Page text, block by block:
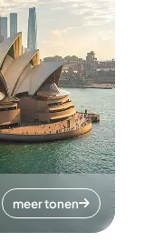
meer tonen